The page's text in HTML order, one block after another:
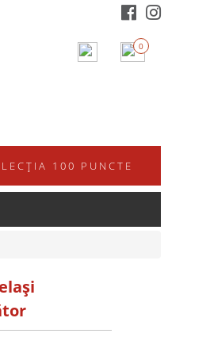
0
100 PUNCTE